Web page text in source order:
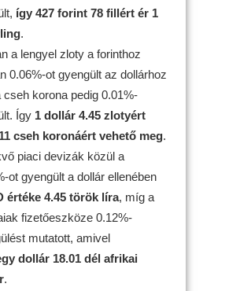
így 427 forint 78 fillért ér 1
.
a lengyel zloty a forinthoz
0.06%-ot gyengült az dollárhoz
cseh korona pedig 0.01%-
Így 1 dollár 4.45 zlotyért
cseh koronáért vehető meg.
piaci devizák közül a
ot gyengült a dollár ellenében
értéke 4.45 török líra, míg a
fizetőeszköze 0.12%-
mutatott, amivel
dollár 18.01 dél afrikai
.